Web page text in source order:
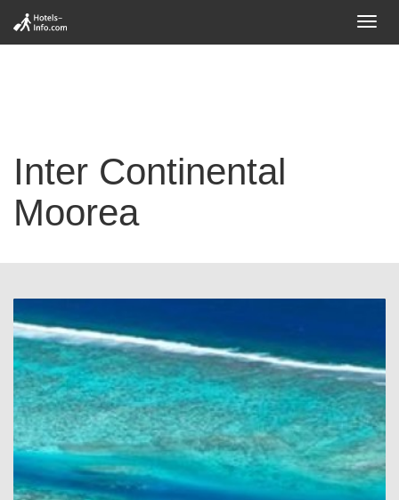
Inter Continental
Moorea